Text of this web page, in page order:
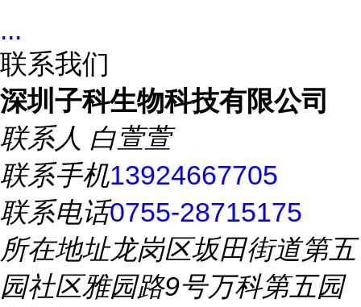
...
联系我们
深圳子科生物科技有限公司
联系人 白萱萱
联系手机13924667705
联系电话0755-28715175
所在地址龙岗区坂田街道第五
园社区雅园路9号万科第五园